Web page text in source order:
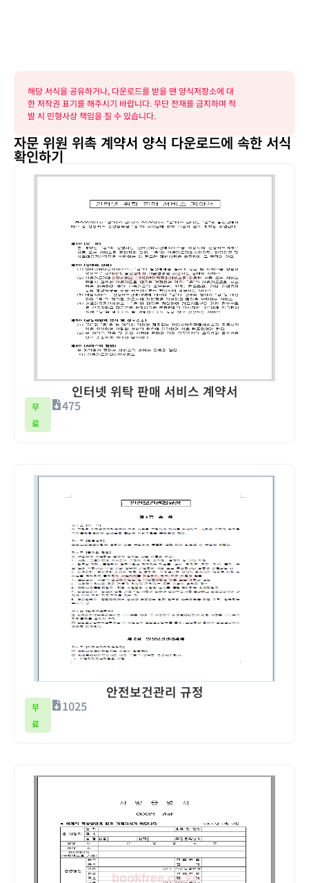
해당 서식을 공유하거나, 다운로드를 받을 땐 양식저장소에 대
한 저작권 표기를 해주시기 바랍니다. 무단 전재를 금지하며 적
발 시 민형사상 책임을 질 수 있습니다.
자문 위원 위촉 계약서 양식 다운로드에 속한 서식
확인하기
인터넷 위탁 판매 서비스 계약서
무
료
475
안전보건관리 규정
무
료
1025